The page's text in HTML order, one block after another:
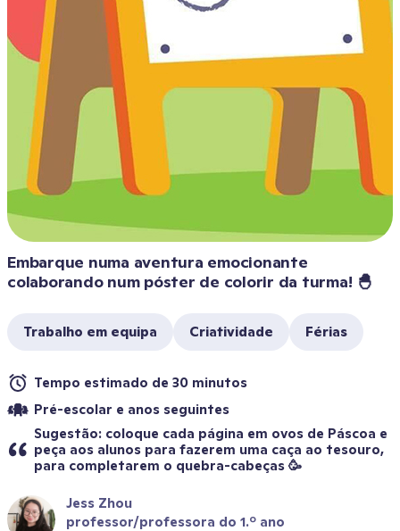
Embarque numa aventura emocionante
colaborando num póster de colorir da turma! 🐣
Trabalho em equipa Criatividade Férias
Tempo estimado de 30 minutos
Pré-escolar e anos seguintes
Sugestão: coloque cada página em ovos de Páscoa e
peça aos alunos para fazerem uma caça ao tesouro,
para completarem o quebra-cabeças 🥳
Jess Zhou
professor/professora do 1.º ano